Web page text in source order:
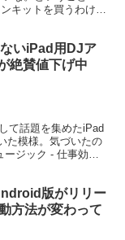
キットを買うわけだ
いiPad用DJア
絶賛値下げ中
て話題を集めたiPad
た模様。気づいたの
ージック - 仕事効率
版がリリー
方法が変わって